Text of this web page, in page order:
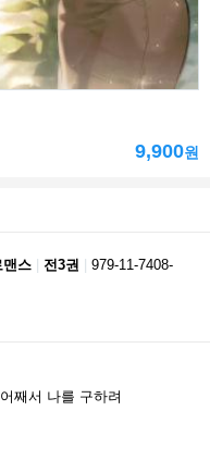
9,900원
맨스 전3권
979-11-7408-
째서 나를 구하려